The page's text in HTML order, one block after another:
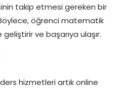
takip etmesi gereken bir
öğrenci matematik
ve başarıya ulaşır.
hizmetleri artık online